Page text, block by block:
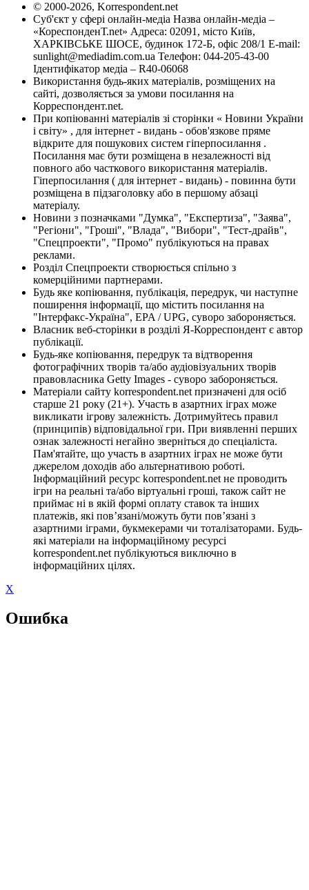
© 2000-2026, Korrespondent.net
Суб'єкт у сфері онлайн-медіа Назва онлайн-медіа –
«КореспонденТ.net» Адреса: 02091, місто Київ,
ХАРКІВСЬКЕ ШОСЕ, будинок 172-Б, офіс 208/1 E-mail:
sunlight@mediadim.com.ua Телефон: 044-205-43-00
Ідентифікатор медіа – R40-06068
Використання будь-яких матеріалів, розміщених на
сайті, дозволяється за умови посилання на
Корреспондент.net.
При копіюванні матеріалів зі сторінки « Новини України
і світу» , для інтернет - видань - обов'язкове пряме
відкрите для пошукових систем гіперпосилання .
Посилання має бути розміщена в незалежності від
повного або часткового використання матеріалів.
Гіперпосилання ( для інтернет - видань) - повинна бути
розміщена в підзаголовку або в першому абзаці
матеріалу.
Новини з позначками "Думка", "Експертиза", "Заява",
"Регіони", "Гроші", "Влада", "Вибори", "Тест-драйв",
"Спецпроекти", "Промо" публікуються на правах
реклами.
Розділ Спецпроекти створюється спільно з
комерційними партнерами.
Будь яке копіювання, публікація, передрук, чи наступне
поширення інформації, що містить посилання на
"Інтерфакс-Україна", EPA / UPG, суворо забороняється.
Власник веб-сторінки в розділі Я-Корреспондент є автор
публікації.
Будь-яке копіювання, передрук та відтворення
фотографічних творів та/або аудіовізуальних творів
правовласника Getty Images - суворо забороняється.
Матеріали сайту korrespondent.net призначені для осіб
старше 21 року (21+). Участь в азартних іграх може
викликати ігрову залежність. Дотримуйтесь правил
(принципів) відповідальної гри. При виявленні перших
ознак залежності негайно зверніться до спеціаліста.
Пам'ятайте, що участь в азартних іграх не може бути
джерелом доходів або альтернативою роботі.
Інформаційний ресурс korrespondent.net не проводить
ігри на реальні та/або віртуальні гроші, також сайт не
приймає ні в якій формі оплату ставок та інших
платежів, які пов’язані/можуть бути пов’язані з
азартними іграми, букмекерами чи тоталізаторами. Будь-
які матеріали на інформаційному ресурсі
korrespondent.net публікуються виключно в
інформаційних цілях.
X
Ошибка